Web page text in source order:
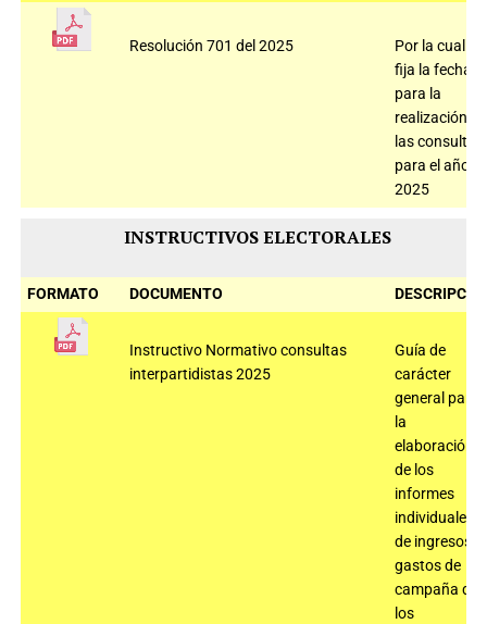
Resolución 701 del 2025
Por la cual
fija la fecha
para la
realización de
las consultas
para el año
2025
INSTRUCTIVOS ELECTORALES
FORMATO DOCUMENTO
Instructivo Normativo consultas
interpartidistas 2025
Guía de
carácter
general para
la
elaboración
de los
informes
individuales
de ingresos y
gastos de
campaña de
los